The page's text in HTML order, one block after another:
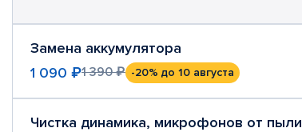
Замена аккумулятора
1 090 ₽1 390 ₽ -20% до 10 августа
Чистка динамика, микрофонов от пыли